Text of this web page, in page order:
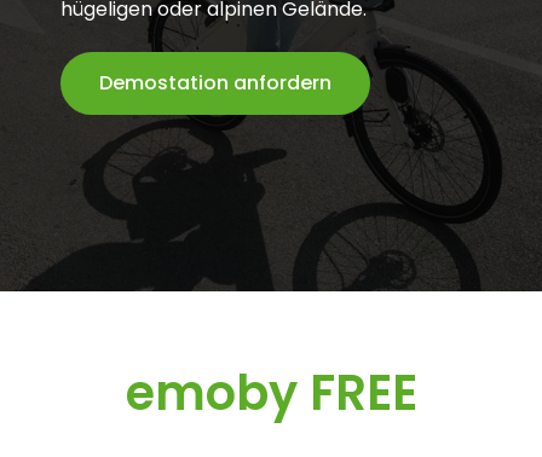
hügeligen oder alpinen Gelände.
Demostation anfordern
emoby FREE